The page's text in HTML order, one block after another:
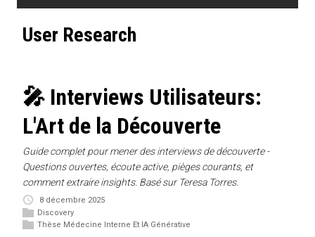
User Research
🎤 Interviews Utilisateurs:
L'Art de la Découverte
Guide complet pour mener des interviews de découverte -
Questions ouvertes, écoute active, pièges courants, et
comment extraire insights. Basé sur Teresa Torres.
8 décembre 2025
Discovery
Thèse Médecine Interne Et IA Générative